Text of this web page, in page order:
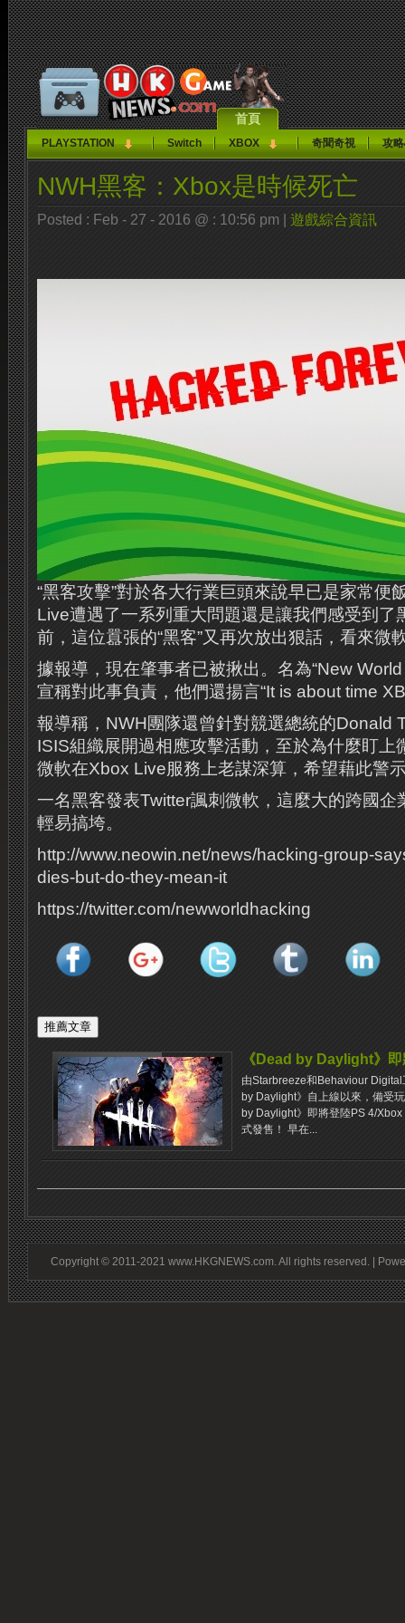
首頁
PLAYSTATION Switch XBOX 奇聞奇視 攻
NWH黑客：Xbox是時候死亡
Posted : Feb - 27 - 2016 @ : 10:56 pm | 遊戲綜合資訊
“黑客攻擊”對於各大行業巨頭來說早已是家常便
Live遭遇了一系列重大問題還是讓我們感受到了
前，這位囂張的“黑客”又再次放出狠話，看來微
據報導，現在肇事者已被揪出。名為“New
宣稱對此事負責，他們還揚言“It is about time
報導稱，NWH團隊還曾針對競選總統的Donald
ISIS組織展開過相應攻擊活動，至於為什麼盯上
微軟在Xbox Live服務上老謀深算，希望藉此警
一名黑客發表Twitter諷刺微軟，這麼大的跨國企
輕易搞垮。
http://www.neowin.net/news/hacking-group-
dies-but-do-they-mean-it
https://twitter.com/newworldhacking
《Dead by Daylight》
由Starbreeze和Behaviour
by Daylight》自上線以來，備受
by Daylight》即將登陸PS 4/
式發售！ 早在...
Copyright © 2011-2021 www.HKGNEWS.com. All rights reserved. |